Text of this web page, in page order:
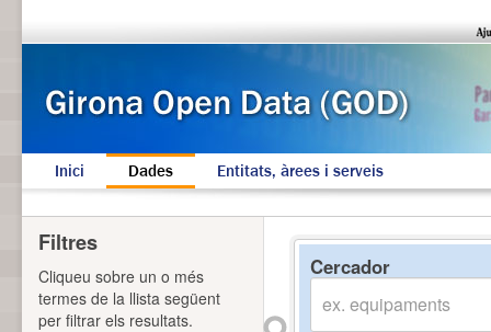
Inici Dades Entitats, àrees i serveis
Cercador
Filtres
Cliqueu sobre un o més
termes de la llista següent
per filtrar els resultats.